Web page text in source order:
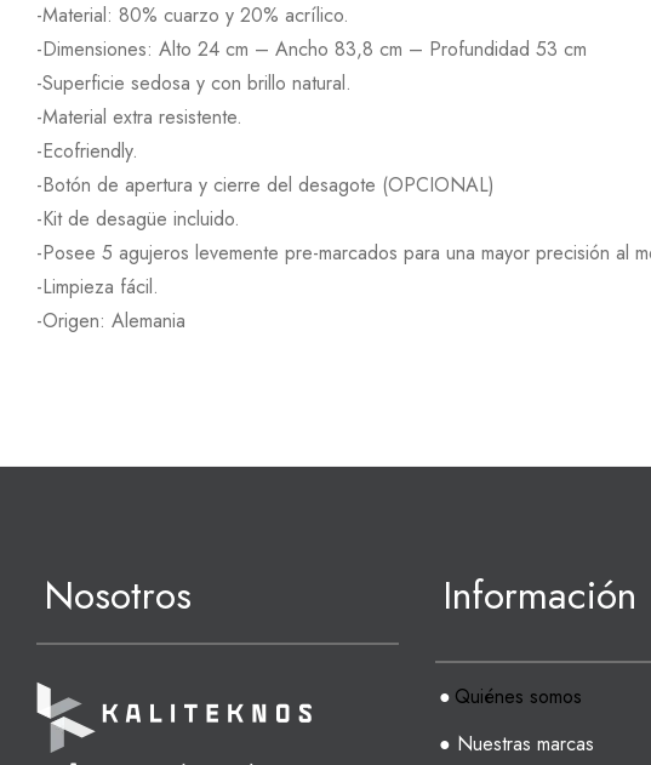
-Material: 80% cuarzo y 20% acrílico.
-Dimensiones: Alto 24 cm – Ancho 83,8 cm – Profundidad 53 cm
-Superficie sedosa y con brillo natural.
-Material extra resistente.
-Ecofriendly.
-Botón de apertura y cierre del desagote (OPCIONAL)
-Kit de desagüe incluido.
-Posee 5 agujeros levemente pre-marcados para una mayor precisión al
-Limpieza fácil.
-Origen: Alemania
Nosotros Información
● Quiénes somos
● Nuestras marcas